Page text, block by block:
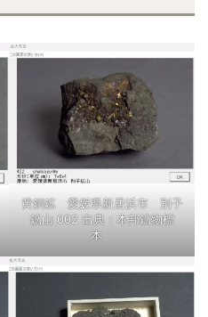
黄銅鉱 愛媛県新居浜市 別子
鉱山 002 出典：本邦鉱物標
本